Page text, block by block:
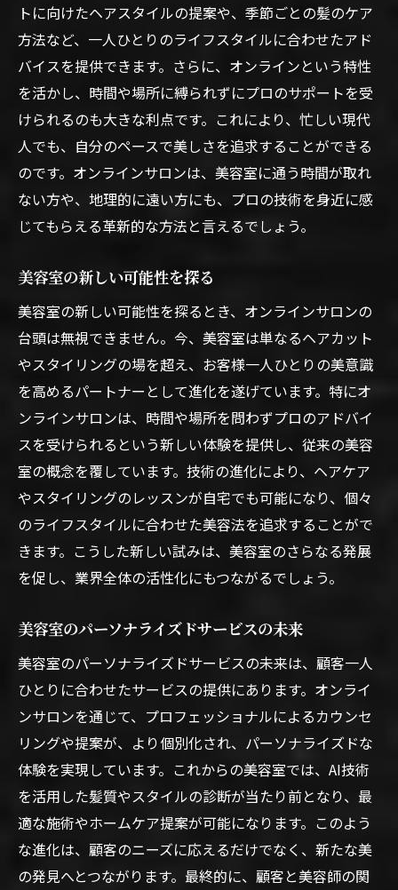
トに向けたヘアスタイルの提案や、季節ごとの髪のケア
方法など、一人ひとりのライフスタイルに合わせたアド
バイスを提供できます。さらに、オンラインという特性
を活かし、時間や場所に縛られずにプロのサポートを受
けられるのも大きな利点です。これにより、忙しい現代
人でも、自分のペースで美しさを追求することができる
のです。オンラインサロンは、美容室に通う時間が取れ
ない方や、地理的に遠い方にも、プロの技術を身近に感
じてもらえる革新的な方法と言えるでしょう。
美容室の新しい可能性を探る
美容室の新しい可能性を探るとき、オンラインサロンの
台頭は無視できません。今、美容室は単なるヘアカット
やスタイリングの場を超え、お客様一人ひとりの美意識
を高めるパートナーとして進化を遂げています。特にオ
ンラインサロンは、時間や場所を問わずプロのアドバイ
スを受けられるという新しい体験を提供し、従来の美容
室の概念を覆しています。技術の進化により、ヘアケア
やスタイリングのレッスンが自宅でも可能になり、個々
のライフスタイルに合わせた美容法を追求することがで
きます。こうした新しい試みは、美容室のさらなる発展
を促し、業界全体の活性化にもつながるでしょう。
美容室のパーソナライズドサービスの未来
美容室のパーソナライズドサービスの未来は、顧客一人
ひとりに合わせたサービスの提供にあります。オンライ
ンサロンを通じて、プロフェッショナルによるカウンセ
リングや提案が、より個別化され、パーソナライズドな
体験を実現しています。これからの美容室では、AI技術
を活用した髪質やスタイルの診断が当たり前となり、最
適な施術やホームケア提案が可能になります。このよう
な進化は、顧客のニーズに応えるだけでなく、新たな美
の発見へとつながります。最終的に、顧客と美容師の関